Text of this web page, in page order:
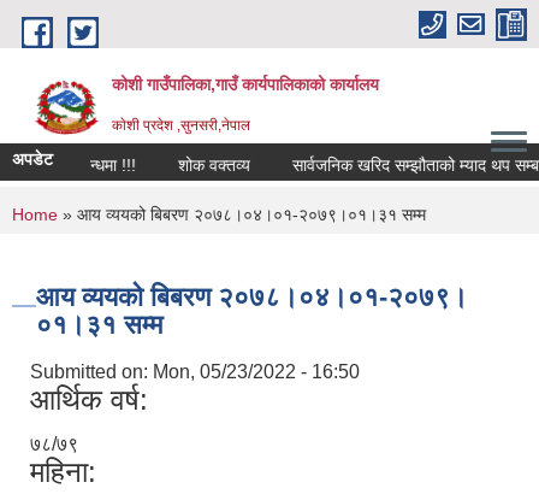
Skip to main content
कोशी गाउँपालिका,गाउँ कार्यपालिकाको कार्यालय
काेशी प्रदेश ,सुनसरी,नेपाल
अपडेट स्थानीय शोक विदा सम्बन्धमा !!! शोक वक्तव्य सार्वजनिक खरिद सम्झौताको म्याद थप
You are here
Home » आय व्ययको बिबरण २०७८।०४।०१-२०७९।०१।३१ सम्म
आय व्ययको बिबरण २०७८।०४।०१-२०७९।
०१।३१ सम्म
Submitted on: Mon, 05/23/2022 - 16:50
आर्थिक वर्ष:
७८/७९
महिना: